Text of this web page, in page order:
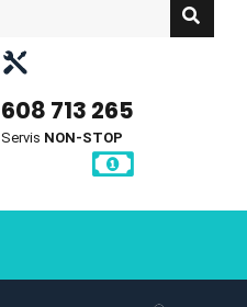
608 713 265
Servis NON-STOP